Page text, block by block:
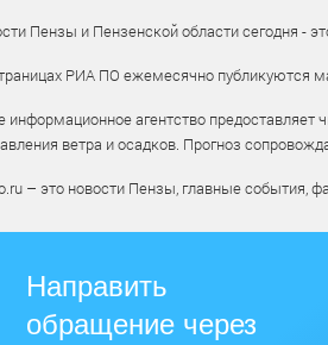
Пензы и Пензенской области сегодня -
РИА ПО ежемесячно публикуются
информационное агентство предоставляет
ветра и осадков. Прогноз
– это новости Пензы, главные события,
Направить
обращение через